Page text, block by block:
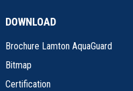
DOWNLOAD
Brochure Lamton AquaGuard
Bitmap
Certification